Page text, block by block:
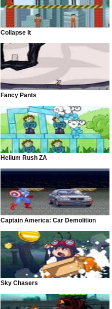
Collapse It
Fancy Pants
Helium Rush ZA
Captain America: Car Demolition
Sky Chasers